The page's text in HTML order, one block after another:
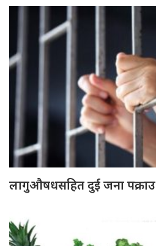
लागुऔषधसहित दुई जना पक्राउ